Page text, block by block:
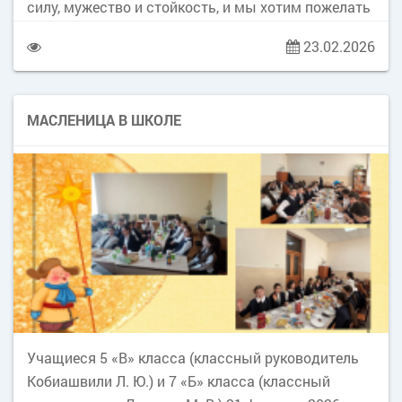
характер – школьники смогли проверить свой
П.И.Чайковского.
силу, мужество и стойкость, и мы хотим пожелать
профессиональных успехов. Пусть в вашей жизни
будет много радостных моментов. Желаем вам
благополучия, семейного тепла и гармонии. Пусть
каждый новый день приносит вдохновение и
23.02.2026
МАСЛЕНИЦА В ШКОЛЕ
Учащиеся 5 «В» класса (классный руководитель
Кобиашвили Л. Ю.) и 7 «Б» класса (классный